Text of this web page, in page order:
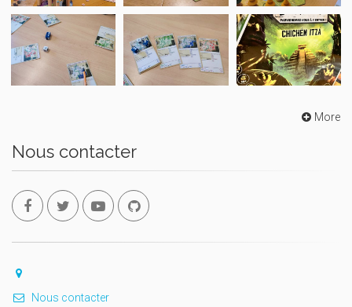
More
Nous contacter
Nous contacter